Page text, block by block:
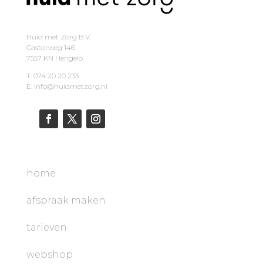
Huid met Zorg B.V.
Castorweg 146
7557 KN Hengelo
T: 074 20 20 233
E: info@huidmetzorg.nl
home
afspraak maken
tarieven
webshop